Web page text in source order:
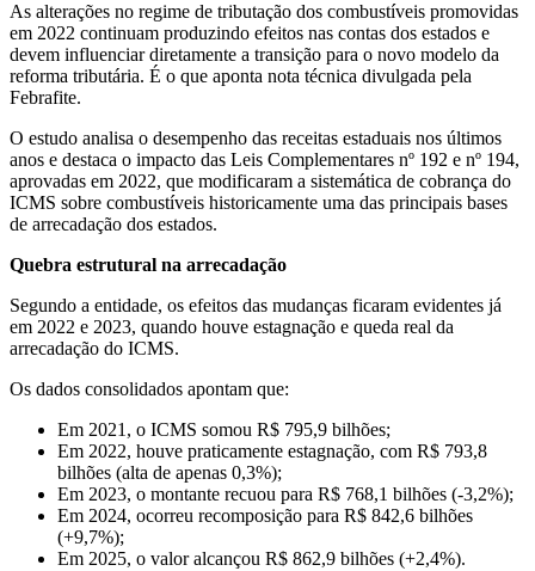
As alterações no regime de tributação dos combustíveis promovidas
em 2022 continuam produzindo efeitos nas contas dos estados e
devem influenciar diretamente a transição para o novo modelo da
reforma tributária. É o que aponta nota técnica divulgada pela
Febrafite.
O estudo analisa o desempenho das receitas estaduais nos últimos
anos e destaca o impacto das Leis Complementares nº 192 e nº 194,
aprovadas em 2022, que modificaram a sistemática de cobrança do
ICMS sobre combustíveis historicamente uma das principais bases
de arrecadação dos estados.
Quebra estrutural na arrecadação
Segundo a entidade, os efeitos das mudanças ficaram evidentes já
em 2022 e 2023, quando houve estagnação e queda real da
arrecadação do ICMS.
Os dados consolidados apontam que:
Em 2021, o ICMS somou R$ 795,9 bilhões;
Em 2022, houve praticamente estagnação, com R$ 793,8
bilhões (alta de apenas 0,3%);
Em 2023, o montante recuou para R$ 768,1 bilhões (-3,2%);
Em 2024, ocorreu recomposição para R$ 842,6 bilhões
(+9,7%);
Em 2025, o valor alcançou R$ 862,9 bilhões (+2,4%).